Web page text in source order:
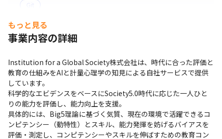
Git
もっと見る
事業内容の詳細
Institution for a Global Society株式会社は、時代に合った評価と
教育の仕組みをAIと計量心理学の知見による自社サービスで提供
しています。
科学的なエビデンスをベースにSociety5.0時代に応じた一人ひと
りの能力を評価し、能力向上を支援。
具体的には、Big5理論に基づく気質、現在の環境で活躍できるコ
ンピテンシー（動特性）とスキル、能力発揮を妨げるバイアスを
評価・測定し、コンピテンシーやスキルを伸ばすための教育コン